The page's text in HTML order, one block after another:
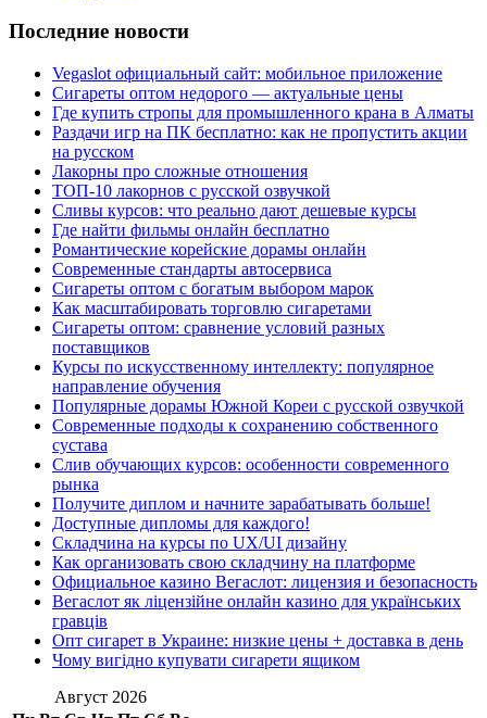
Последние новости
Vegaslot официальный сайт: мобильное приложение
Сигареты оптом недорого — актуальные цены
Где купить стропы для промышленного крана в Алматы
Раздачи игр на ПК бесплатно: как не пропустить акции
на русском
Лакорны про сложные отношения
ТОП-10 лакорнов с русской озвучкой
Сливы курсов: что реально дают дешевые курсы
Где найти фильмы онлайн бесплатно
Романтические корейские дорамы онлайн
Современные стандарты автосервиса
Сигареты оптом с богатым выбором марок
Как масштабировать торговлю сигаретами
Сигареты оптом: сравнение условий разных
поставщиков
Курсы по искусственному интеллекту: популярное
направление обучения
Популярные дорамы Южной Кореи с русской озвучкой
Современные подходы к сохранению собственного
сустава
Слив обучающих курсов: особенности современного
рынка
Получите диплом и начните зарабатывать больше!
Доступные дипломы для каждого!
Складчина на курсы по UX/UI дизайну
Как организовать свою складчину на платформе
Официальное казино Вегаслот: лицензия и безопасность
Вегаслот як ліцензійне онлайн казино для українських
гравців
Опт сигарет в Украине: низкие цены + доставка в день
Чому вигідно купувати сигарети ящиком
Август 2026